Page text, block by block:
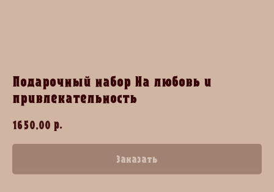
Подарочный набор На любовь и
привлекательность
1650,00 р.
Заказать